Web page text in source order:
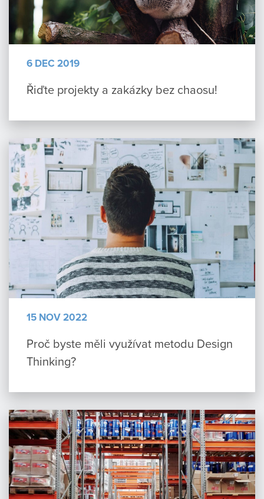
6 DEC 2019
Řiďte projekty a zakázky bez chaosu!
15 NOV 2022
Proč byste měli využívat metodu Design
Thinking?